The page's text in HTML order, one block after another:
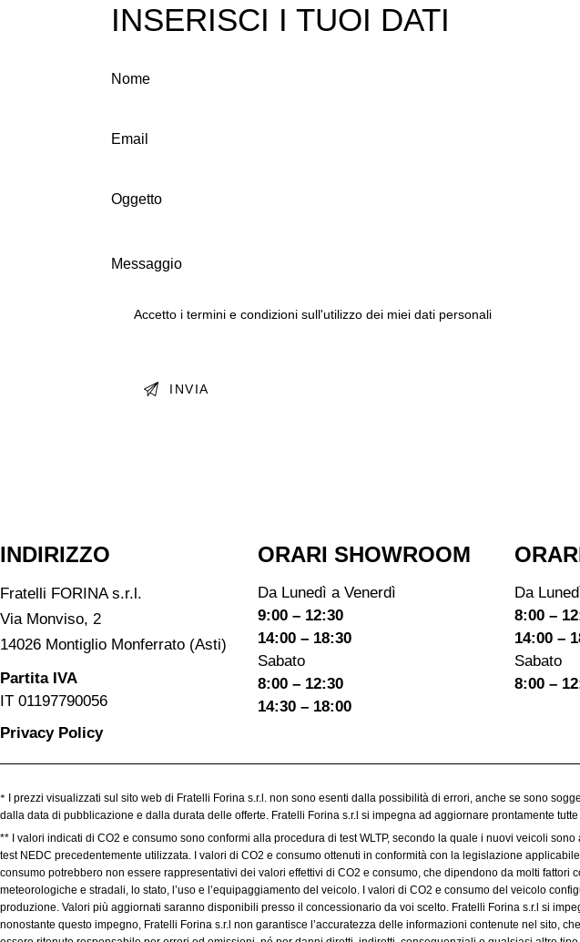
INSERISCI I TUOI DATI
Accetto i termini e condizioni sull'utilizzo dei miei dati personali
INDIRIZZO
Fratelli FORINA s.r.l.
Via Monviso, 2
14026 Montiglio Monferrato (Asti)
Partita IVA
IT 01197790056
Privacy Policy
ORARI SHOWROOM​
Da Lunedì a Venerdì
9:00 – 12:30
14:00 – 18:30
Sabato
8:00 – 12:30
14:30 – 18:00
Da
8:00 –
14:00 –
Sabato
8:00 –
*
I prezzi visualizzati sul sito web di Fratelli Forina s.r.l. non sono esenti dalla possibilità di errori, anche se sono
dalla data di pubblicazione e dalla durata delle offerte. Fratelli Forina s.r.l si impegna ad aggiornare prontamente
** I valori indicati di CO2 e consumo sono conformi alla procedura di test WLTP, secondo la quale i nuovi veicoli
test NEDC precedentemente utilizzata. I valori di CO2 e consumo ottenuti in conformità con la legislazione
consumo potrebbero non essere rappresentativi dei valori effettivi di CO2 e consumo, che dipendono da molti
meteorologiche e stradali, lo stato, l’uso e l’equipaggiamento del veicolo. I valori di CO2 e consumo del veicolo
produzione. Valori più aggiornati saranno disponibili presso il concessionario da voi scelto. Fratelli Forina s.r.l si
nonostante questo impegno, Fratelli Forina s.r.l non garantisce l’accuratezza delle informazioni contenute nel sito,